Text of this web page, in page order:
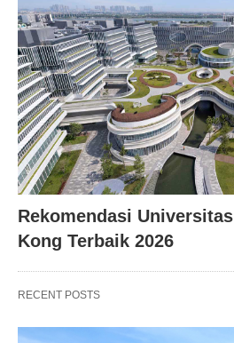
Rekomendasi
Kong Terbaik 2026
RECENT POSTS